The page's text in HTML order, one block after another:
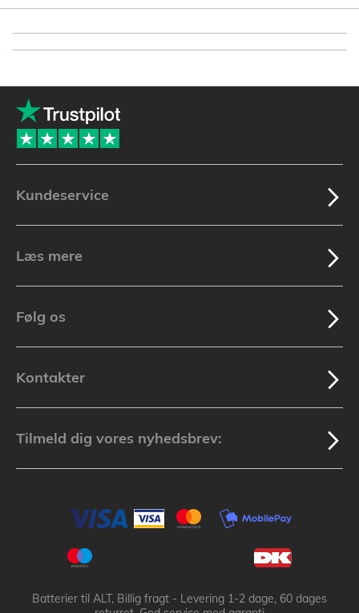
Kundeservice
Læs mere
Følg os
Kontakter
Tilmeld dig vores nyhedsbrev:
Batterier til ALT, Billig fragt - Levering 1-2 dage, 60 dages